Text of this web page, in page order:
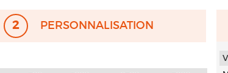
2 PERSONNALISATION